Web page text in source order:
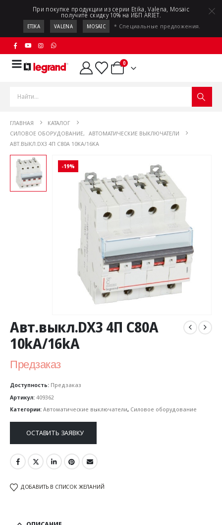
При покупке продукции из серии Etika, Valena, Mosaic
получите скидку 10% на ИБП ARIET.
ETIKA VALENA MOSAIC * Специальные предложения.
0
ГЛАВНАЯ
КАТАЛОГ
СИЛОВОЕ ОБОРУДОВАНИЕ, АВТОМАТИЧЕСКИЕ ВЫКЛЮЧАТЕЛИ
АВТ.ВЫКЛ.DX3 4П C80A 10KA/16KA
-19%
Авт.выкл.DX3 4П C80A
10kA/16kA
Предзаказ
Доступность: Предзаказ
Артикул: 409362
Категории: Автоматические выключатели, Силовое оборудование
ОСТАВИТЬ ЗАЯВКУ
ДОБАВИТЬ В СПИСОК ЖЕЛАНИЙ